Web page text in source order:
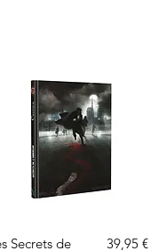
Aperçu rapide
Secrets de
Prix
39,95 €